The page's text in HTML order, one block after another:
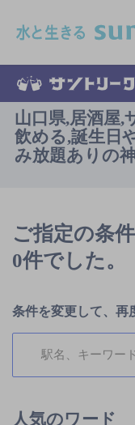
山口県,居酒屋,
飲める,誕生日
み放題ありの
ご指定の条
0件でした。
条件を変更して、再
人気のワード